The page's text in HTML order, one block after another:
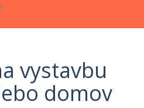
vystavbu
domov